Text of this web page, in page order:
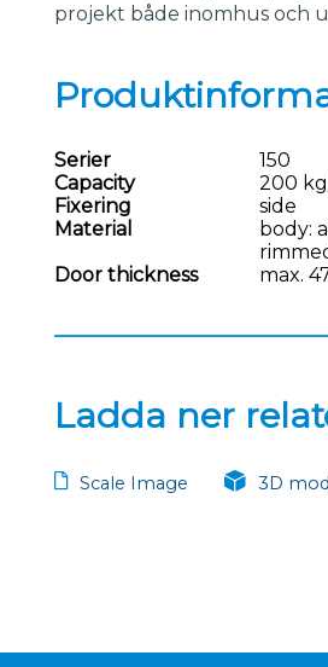
projekt både inomhus och
Serier
150
Capacity
200
Fixering
side
Material
body:
Door thickness
max.
Ladda ner
Scale Image 3D